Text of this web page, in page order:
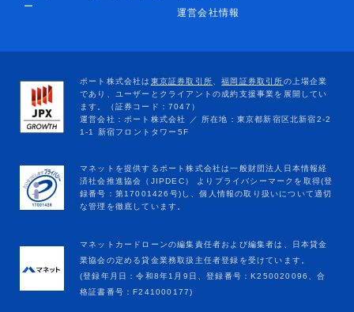
ー
運営会社情報
マネットカードローンの編集責任者および編集者は、日本貸金
業協会の定める貸金業務取扱主任者登録を受けています。
(登録年月日：令和8年1月9日、登録番号：K250020096、合
格証書番号：F241000177)